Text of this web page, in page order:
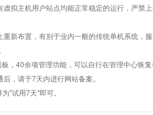
虚拟主机用户站点均能正常稳定的运行，严禁
重新布置，有别于业内一般的传统单机系统，
，40余项管理功能，可以自行在管理中心恢
，请于7天内进行网站备案。
"试用7天"即可。